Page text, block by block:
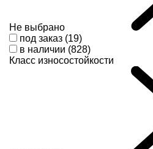
Не выбрано
под заказ (19)
в наличии (828)
Класс износостойкости